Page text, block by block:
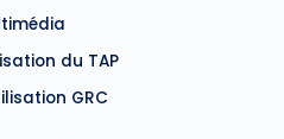
du TAP
GRC